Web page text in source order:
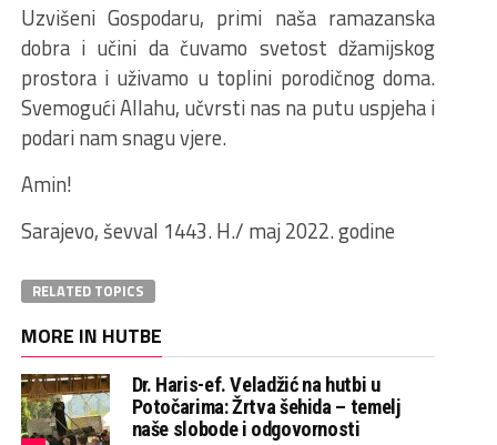
Uzvišeni Gospodaru, primi naša ramazanska
dobra i učini da čuvamo svetost džamijskog
prostora i uživamo u toplini porodičnog doma.
Svemogući Allahu, učvrsti nas na putu uspjeha i
podari nam snagu vjere.
Amin!
Sarajevo, ševval 1443. H./ maj 2022. godine
RELATED TOPICS
MORE IN HUTBE
Dr. Haris-ef. Veladžić na hutbi u
Potočarima: Žrtva šehida – temelj
naše slobode i odgovornosti